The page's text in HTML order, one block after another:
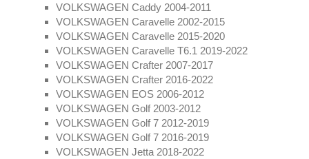
VOLKSWAGEN Caddy 2004-2011
VOLKSWAGEN Caravelle 2002-2015
VOLKSWAGEN Caravelle 2015-2020
VOLKSWAGEN Caravelle T6.1 2019-2022
VOLKSWAGEN Crafter 2007-2017
VOLKSWAGEN Crafter 2016-2022
VOLKSWAGEN EOS 2006-2012
VOLKSWAGEN Golf 2003-2012
VOLKSWAGEN Golf 7 2012-2019
VOLKSWAGEN Golf 7 2016-2019
VOLKSWAGEN Jetta 2018-2022